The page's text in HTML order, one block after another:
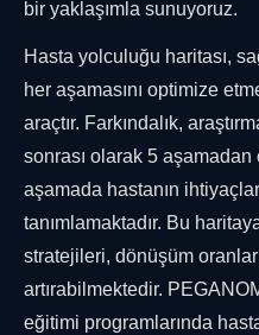
bir yaklaşımla sunuyoruz.
Hasta yolculuğu haritası,
her aşamasını optimize
araçtır. Farkındalık,
sonrası olarak 5
aşamada hastanın
tanımlamaktadır. Bu
stratejileri, dönüşüm
artırabilmektedir.
eğitimi programlarında